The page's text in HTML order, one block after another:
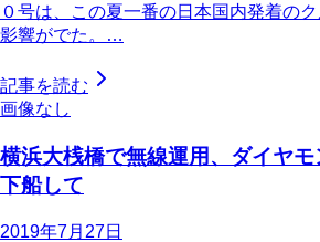
０号は、この夏一番の日本国内発着の
影響がでた。…
記事を読む
画像なし
横浜大桟橋で無線運用、ダイヤ
下船して
2019年7月27日